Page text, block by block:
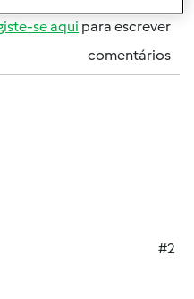
se aqui para escrever
comentários
#2